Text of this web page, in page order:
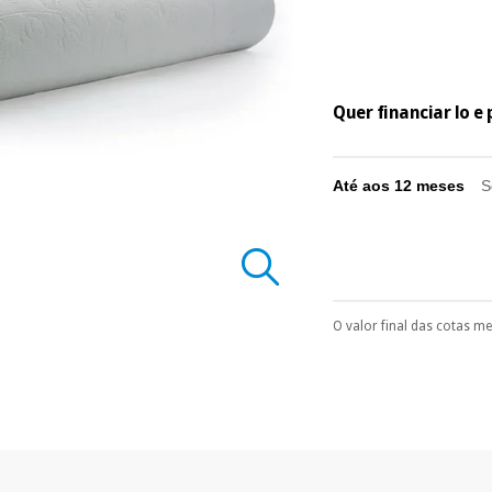
Quer financiar lo e
Até aos 12 meses
Pode escolhê-lo no
O valor final das cotas